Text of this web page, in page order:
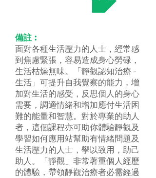
備註︰
面對各種生活壓力的人士，經常感
到焦慮緊張，容易造成身心勞碌，
生活枯燥無味。「靜觀認知治療 -
生活」可提升自我覺察的能力，增
加對生活的感受，反思個人的身心
需要，調適情緒和增加應付生活困
難的能量和智慧。對於專業的助人
者，這個課程亦可助你體驗靜觀及
學習如何應用站幫助有情緒問題及
生活壓力的人士，學以致用，助己
助人。
「靜觀」非常著重個人經歷
的體驗，帶領靜觀治療者必需經過